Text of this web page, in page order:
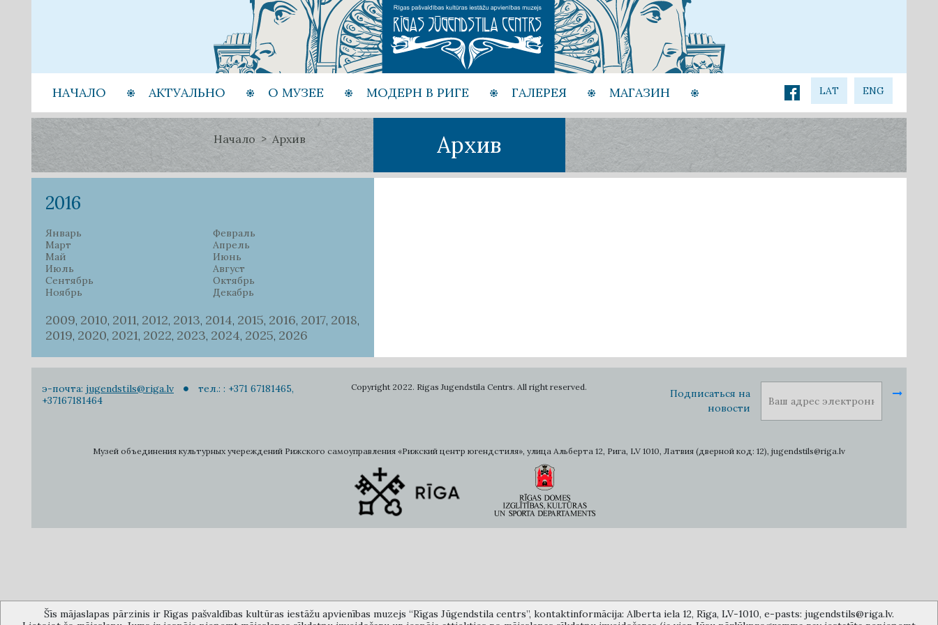
НАЧАЛО АКТУАЛЬНО О МУЗЕЕ МОДЕРН В РИГЕ ГАЛЕРЕЯ МАГАЗИН LAT ENG
Начало Архив Архив
2016
Январь
Февраль
Март
Апрель
Май
Июнь
Июль
Август
Сентябрь
Октябрь
Ноябрь
Декабрь
2009, 2010, 2011, 2012, 2013, 2014, 2015, 2016, 2017, 2018,
2019, 2020, 2021, 2022, 2023, 2024, 2025, 2026
э-почта: jugendstils@riga.lv
тел.: : +371 67181465,
+37167181464
Copyright 2022. Rigas Jugendstila Centrs. All right reserved.
Подписаться на
новости
Музей объединения культурных учереждений Рижского самоуправления «Рижский центр югендстиля», улица Альберта 12, Рига, LV 1010, Латвия (дверной код: 12), jugendstils@riga.lv
Šīs mājaslapas pārzinis ir Rīgas pašvaldības kultūras iestāžu apvienības muzejs “Rīgas Jūgendstila centrs”, kontaktinformācija: Alberta iela 12, Rīga, LV-1010, e-pasts: jugendstils@riga.lv.